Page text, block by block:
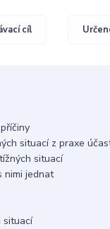
cíl
situací z praxe
situací
nimi jednat
situací